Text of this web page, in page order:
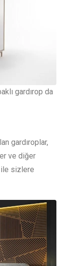
gardırop da
gardıroplar,
ve diğer
ile sizlere